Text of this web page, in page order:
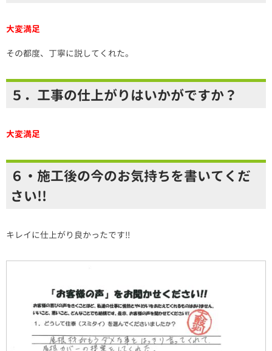
大変満足
その都度、丁寧に説してくれた。
５．工事の仕上がりはいかがですか？
大変満足
６・施工後の今のお気持ちを書いてくだ
さい!!
キレイに仕上がり良かったです!!